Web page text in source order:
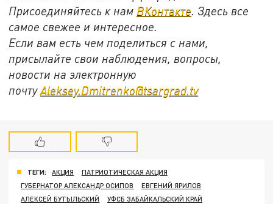
Присоединяйтесь к нам ВКонтакте . Здесь все
самое свежее и интересное.
Если вам есть чем поделиться с нами,
присылайте свои наблюдения, вопросы,
новости на электронную
почтуAleksey.Dmitrenko@tsargrad.tv
ТЕГИ: АКЦИЯ
ПАТРИОТИЧЕСКАЯ АКЦИЯ
ГУБЕРНАТОР АЛЕКСАНДР ОСИПОВ
ЕВГЕНИЙ ЯРИЛОВ
АЛЕКСЕЙ БУТЫЛЬСКИЙ
УФСБ ЗАБАЙКАЛЬСКИЙ КРАЙ